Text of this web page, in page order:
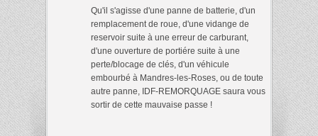
Qu'il s'agisse d'une panne de batterie, d'un
remplacement de roue, d'une vidange de
reservoir suite à une erreur de carburant,
d'une ouverture de portiére suite à une
perte/blocage de clés, d'un véhicule
embourbé à Mandres-les-Roses, ou de toute
autre panne, IDF-REMORQUAGE saura vous
sortir de cette mauvaise passe !